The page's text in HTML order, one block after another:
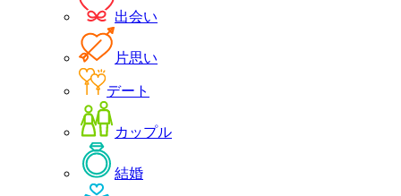
出会い
片思い
デート
カップル
結婚